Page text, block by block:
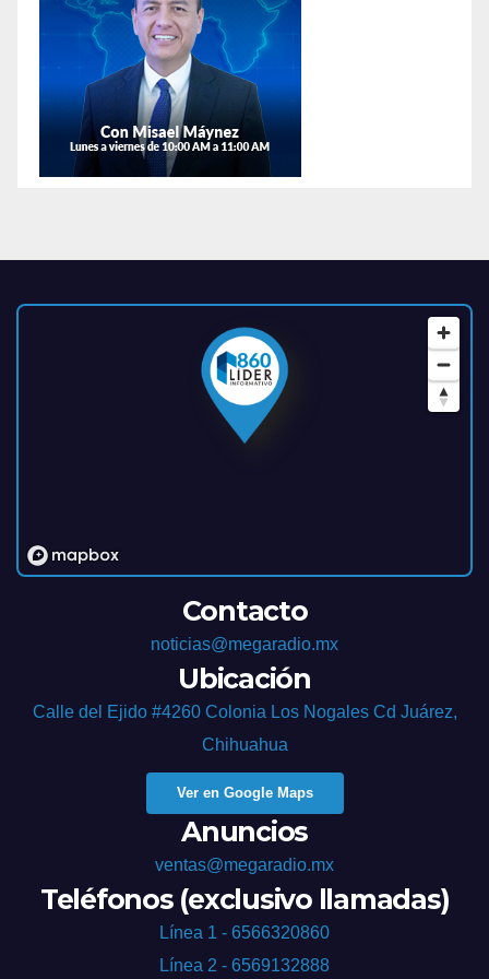
Contacto
noticias@megaradio.mx
Ubicación
Calle del Ejido #4260 Colonia Los Nogales Cd Juárez,
Chihuahua
Ver en Google Maps
Anuncios
ventas@megaradio.mx
Teléfonos (exclusivo llamadas)
Línea 1 - 6566320860
Línea 2 - 6569132888